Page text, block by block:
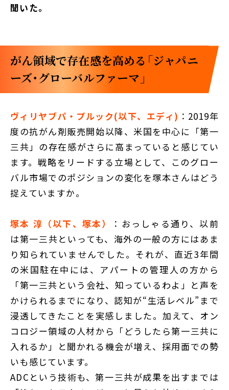
聞いた。
がん領域で存在感を高める「ジャパニ
ーズ・グローバルファーマ」
ヴィリヤブパ・プルック(以下、エディ) ：2019年
度の抗がん剤販売開始以降、米国を中心に「第一
三共」の存在感がさらに高まっていると感じてい
ます。戦略をリードする立場として、このグロー
バル市場でのポジションの変化を塚本さんはどう
捉えていますか。
塚本 淳（以下、塚本）
：おっしゃる通り、以前
は第一三共といっても、海外の一般の方にはあま
り知られていませんでした。それが、直近3年間
の米国駐在中には、アパートの管理人の方から
「第一三共という会社、知っているわよ」と声を
かけられるまでになり、認知が“生活レベル”まで
浸透してきたことを実感しました。加えて、オン
コロジー領域の人材から「どうしたら第一三共に
入れるか」と聞かれる機会が増え、採用面での勢
いも感じています。
ADCという技術も、第一三共が成果を出すまでは